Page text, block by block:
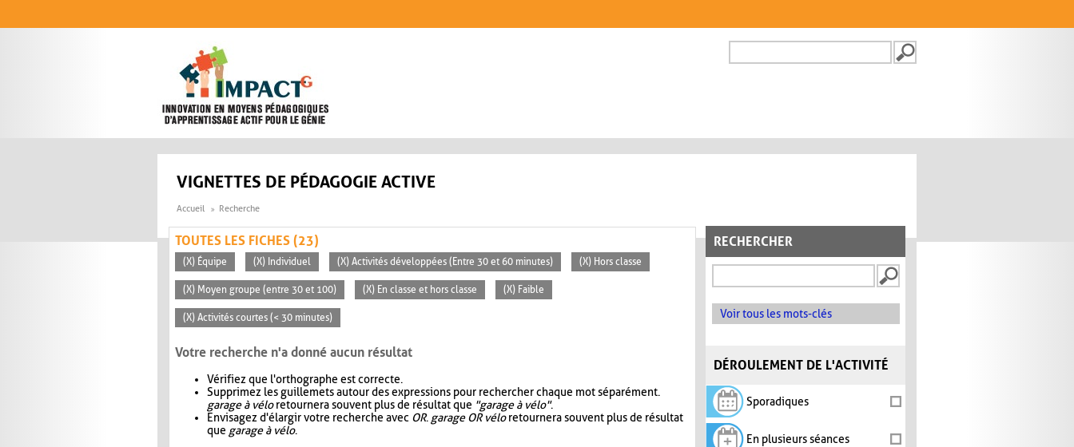
FORMULAIRE DE
VIGNETTES DE PÉDAGOGIE ACTIVE
Accueil Recherche
RECHERCHER
Voir tous les mots-clés
DÉROULEMENT DE L'ACTIVITÉ
Sporadiques
En plusieurs séances
TOUTES LES FICHES (23)
(X) Équipe (X) Individuel (X) Activités développées (Entre 30 et 60 minutes) (X) Hors classe
(X) Moyen groupe (entre 30 et 100) (X) En classe et hors classe (X) Faible
(X) Activités courtes (< 30 minutes)
Votre recherche n'a donné aucun résultat
Vérifiez que l'orthographe est correcte.
Supprimez les guillemets autour des expressions pour rechercher chaque mot séparément.
garage à véloretournera souvent plus de résultat que "garage à vélo".
Envisagez d'élargir votre recherche avec OR. garage OR véloretournera souvent plus de résultat
que garage à vélo.